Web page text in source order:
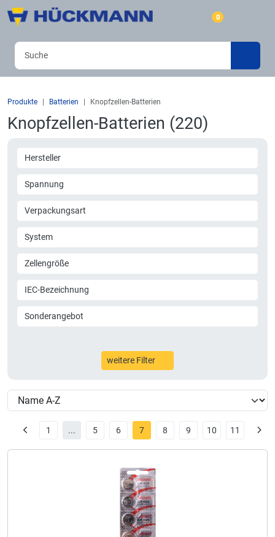
0
Produkte Batterien Knopfzellen-Batterien
Knopfzellen-Batterien (220)
Hersteller
Spannung
Verpackungsart
System
Zellengröße
IEC-Bezeichnung
Sonderangebot
weitere Filter
1 ... 5 6 7 8 9 10 11